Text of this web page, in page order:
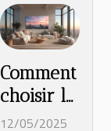
Comment
choisir le
poster
12/05/2025